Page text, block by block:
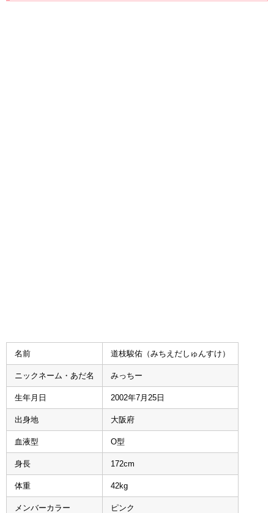
名前 道枝駿佑（みちえだしゅんすけ）
ニックネーム・あだ名 みっちー
生年月日 2002年7月25日
出身地 大阪府
血液型 O型
身長 172cm
体重 42kg
メンバーカラー ピンク